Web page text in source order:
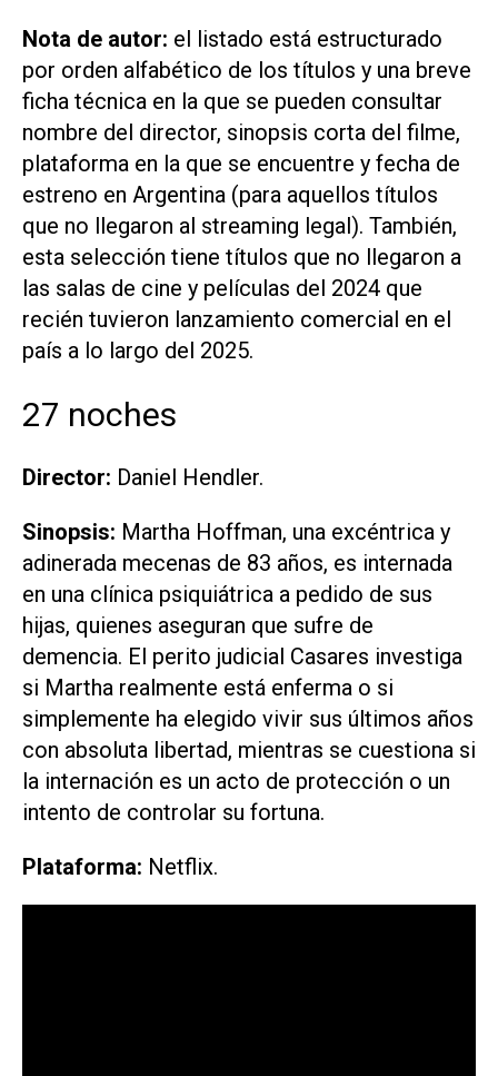
Nota de autor: el listado está estructurado
por orden alfabético de los títulos y una breve
ficha técnica en la que se pueden consultar
nombre del director, sinopsis corta del filme,
plataforma en la que se encuentre y fecha de
estreno en Argentina (para aquellos títulos
que no llegaron al streaming legal). También,
esta selección tiene títulos que no llegaron a
las salas de cine y películas del 2024 que
recién tuvieron lanzamiento comercial en el
país a lo largo del 2025.
27 noches
Director: Daniel Hendler.
Sinopsis: Martha Hoffman, una excéntrica y
adinerada mecenas de 83 años, es internada
en una clínica psiquiátrica a pedido de sus
hijas, quienes aseguran que sufre de
demencia. El perito judicial Casares investiga
si Martha realmente está enferma o si
simplemente ha elegido vivir sus últimos años
con absoluta libertad, mientras se cuestiona si
la internación es un acto de protección o un
intento de controlar su fortuna.
Plataforma: Netflix.